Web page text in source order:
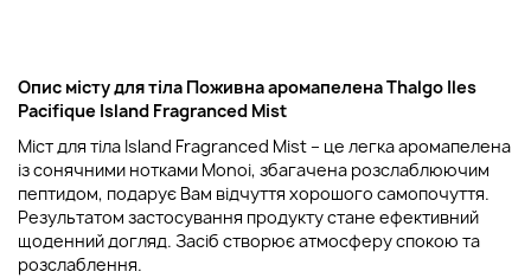
Опис місту для тіла Поживна аромапелена Thalgo Iles
Pacifique Island Fragranced Mist
Міст для тіла Island Fragranced Mist – це легка аромапелена
із сонячними нотками Monoi, збагачена розслаблюючим
пептидом, подарує Вам відчуття хорошого самопочуття.
Результатом застосування продукту стане ефективний
щоденний догляд. Засіб створює атмосферу спокою та
розслаблення.